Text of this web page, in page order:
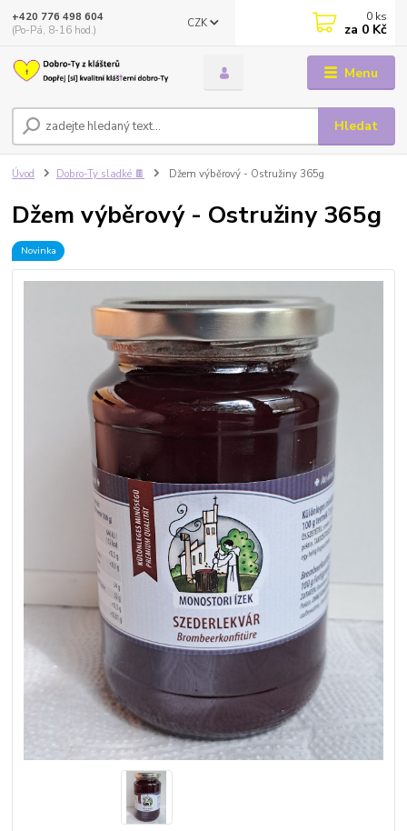
Menu
CZK
Hledat
+420 776 498 604
(Po-Pá, 8-16 hod.)
0 ks
za 0 Kč
Úvod Dobro-Ty sladké 🍫 Džem výběrový - Ostružiny 365g
Džem výběrový - Ostružiny 365g
Novinka